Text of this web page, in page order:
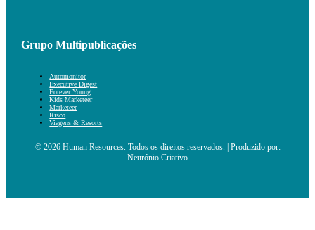
Grupo Multipublicações
Automonitor
Executive Digest
Forever Young
Kids Marketeer
Marketeer
Risco
Viagens & Resorts
© 2026 Human Resources. Todos os direitos reservados. | Produzido por:
Neurónio Criativo